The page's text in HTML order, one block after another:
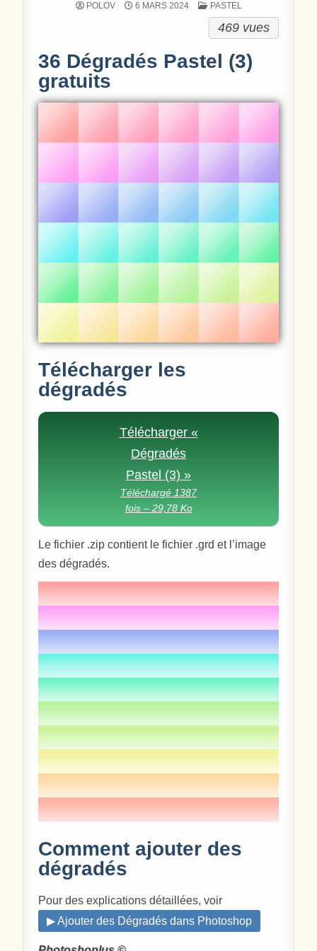
POLOV 6 MARS 2024 POSTÉ DANS
PASTEL
469 vues
36 Dégradés Pastel (3)
gratuits
Télécharger les
dégradés
Télécharger «
Dégradés
Pastel (3) »
Téléchargé 1387
fois – 29,78 Ko
Le fichier .zip contient le fichier .grd et l’image
des dégradés.
Comment ajouter des
dégradés
Pour des explications détaillées, voir
▶ Ajouter des Dégradés dans Photoshop